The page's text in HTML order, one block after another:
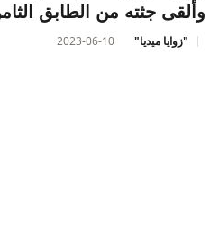
وألقى جثته من الطابق
"زوايا ميديا" 2023-06-10